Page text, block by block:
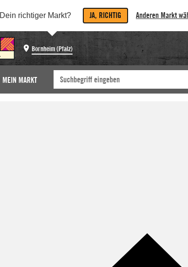
Dein richtiger Markt? JA, RICHTIG Anderen Markt
Bornheim (Pfalz)
MEIN MARKT